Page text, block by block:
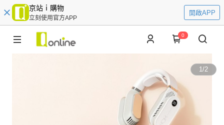
京站ｉ購物
立刻使用官方APP
開啟APP
0
1/2